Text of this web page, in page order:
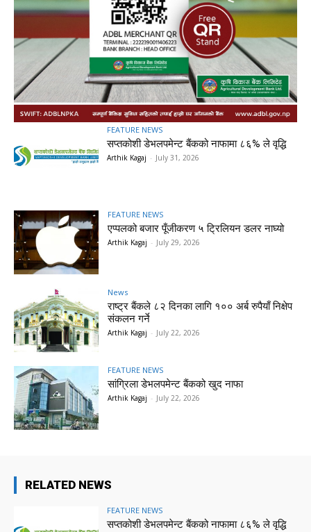
FEATURE NEWS
सप्तकोशी डेभलपमेन्ट बैंकको नाफामा ८६% ले वृद्धि
Arthik Kagaj - July 31, 2026
FEATURE NEWS
एप्पलको बजार पूँजीकरण ५ ट्रिलियन डलर नाघ्यो
Arthik Kagaj - July 29, 2026
News
राष्ट्र बैंकले ८२ दिनका लागि १०० अर्ब रुपैयाँ निक्षेप
संकलन गर्ने
Arthik Kagaj - July 22, 2026
FEATURE NEWS
सांग्रिला डेभलपमेन्ट बैंकको खुद नाफा
Arthik Kagaj - July 22, 2026
RELATED NEWS
FEATURE NEWS
सप्तकोशी डेभलपमेन्ट बैंकको नाफामा ८६% ले वृद्धि